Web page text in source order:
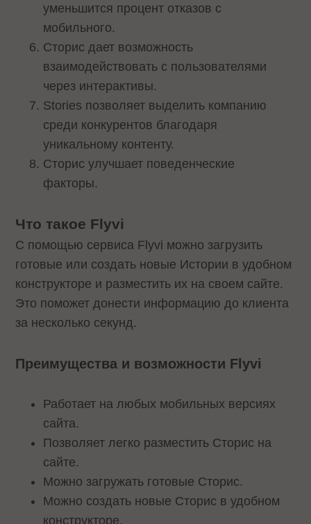
уменьшится процент отказов с
мобильного.
Сторис дает возможность
взаимодействовать с пользователями
через интерактивы.
Stories позволяет выделить компанию
среди конкурентов благодаря
уникальному контенту.
Сторис улучшает поведенческие
факторы.
Что такое Flyvi
С помощью сервиса Flyvi можно загрузить
готовые или создать новые Истории в удобном
конструкторе и разместить их на своем сайте.
Это поможет донести информацию до клиента
за несколько секунд.
Преимущества и возможности Flyvi
Работает на любых мобильных версиях
сайта.
Позволяет легко разместить Сторис на
сайте.
Можно загружать готовые Сторис.
Можно создать новые Сторис в удобном
конструкторе.